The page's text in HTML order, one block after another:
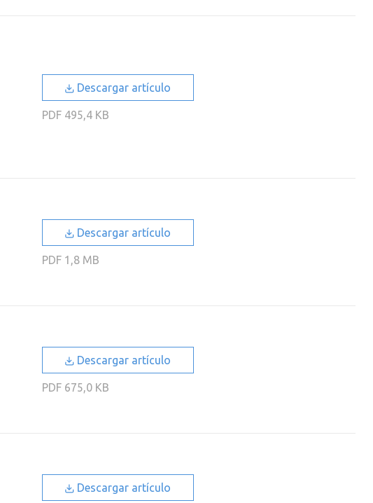
Descargar artículo
PDF495,4 KB
Descargar artículo
PDF1,8 MB
Descargar artículo
PDF675,0 KB
Descargar artículo